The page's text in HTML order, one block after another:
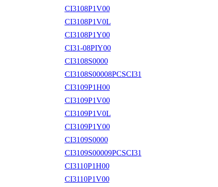
CI3108P1V00
CI3108P1V0L
CI3108P1Y00
CI31-08PIY00
CI3108S0000
CI3108S00008PCSCI31
CI3109P1H00
CI3109P1V00
CI3109P1V0L
CI3109P1Y00
CI3109S0000
CI3109S00009PCSCI31
CI3110P1H00
CI3110P1V00